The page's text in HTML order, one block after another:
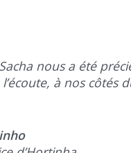
Sacha nous a été
l’écoute, à nos